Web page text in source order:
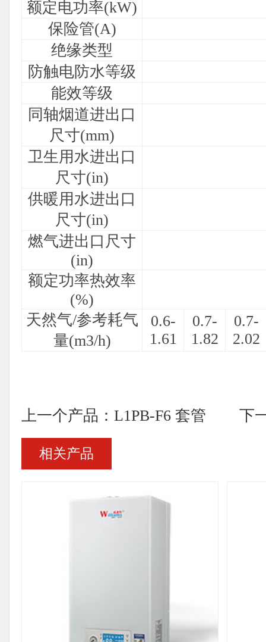
额定电功率(kW)
保险管(A)
绝缘类型
防触电防水等级
能效等级
同轴烟道进出口
尺寸(mm)
卫生用水进出口
尺寸(in)
供暖用水进出口
尺寸(in)
燃气进出口尺寸
(in)
额定功率热效率
(%)
天然气/参考耗气
量(m3/h)
0.6-
1.61
0.7-
1.82
0.7-
2.02
上一个产品：L1PB-F6 套管 下
相关产品